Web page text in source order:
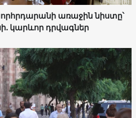
առաջին նիստը՝
կարևոր դրվագներ